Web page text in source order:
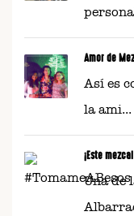
Amor de
Así es
la ami...
¡Este
Una de